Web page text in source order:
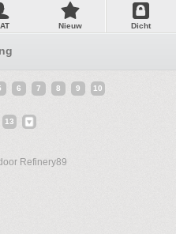
Nieuw Dicht
6 7 8 9 10
13
Refinery89